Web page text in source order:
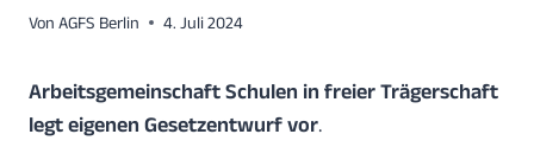
Von AGFS Berlin 4. Juli 2024
Arbeitsgemeinschaft Schulen in freier Trägerschaft
legt eigenen Gesetzentwurf vor.